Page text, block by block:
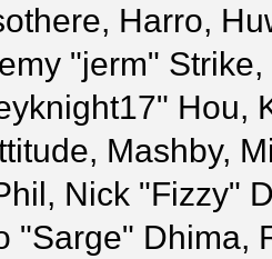
Harro,
"jerm"
Hou,
Mashby,
Nick "Fizzy"
"Sarge" Dhima,